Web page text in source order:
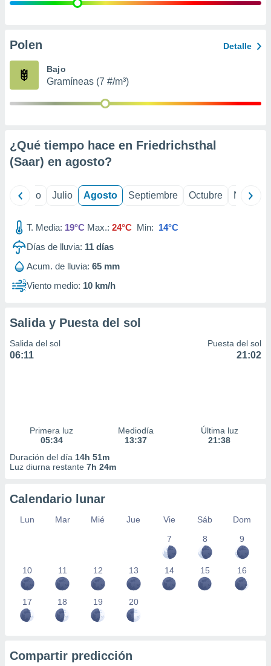
publicidad
de
Polen Detalle
Bajo
Gramíneas (7 #/m³)
¿Qué tiempo hace en Friedrichsthal
(Saar) en agosto?
Junio Julio Agosto Septiembre Octubre
T. Media: 19°C Max.: 24°C Min: 14°C
Días de lluvia: 11 días
Acum. de lluvia: 65 mm
Viento medio: 10 km/h
Salida y Puesta del sol
Salida del sol
06:11
Puesta del sol
21:02
Primera luz
05:34
Mediodía
13:37
Última luz
21:38
Duración del día 14h 51m
Luz diurna restante 7h 24m
Calendario lunar
Lun Mar Mié Jue Vie Sáb
Dom
7
8 9
10 11 12 13 14 15 16
17 18 19 20
Compartir predicción